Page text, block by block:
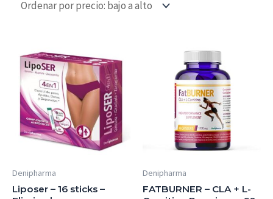
Denipharma
Liposer – 16 sticks –
Denipharma
FATBURNER – CLA + L-